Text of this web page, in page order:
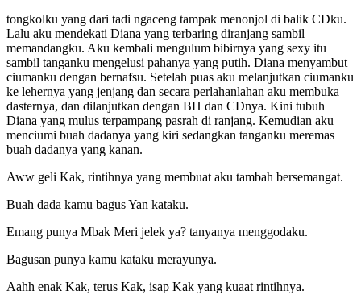
tongkolku yang dari tadi ngaceng tampak menonjol di balik CDku.
Lalu aku mendekati Diana yang terbaring diranjang sambil
memandangku. Aku kembali mengulum bibirnya yang sexy itu
sambil tanganku mengelusi pahanya yang putih. Diana menyambut
ciumanku dengan bernafsu. Setelah puas aku melanjutkan ciumanku
ke lehernya yang jenjang dan secara perlahanlahan aku membuka
dasternya, dan dilanjutkan dengan BH dan CDnya. Kini tubuh
Diana yang mulus terpampang pasrah di ranjang. Kemudian aku
menciumi buah dadanya yang kiri sedangkan tanganku meremas
buah dadanya yang kanan.
Aww geli Kak, rintihnya yang membuat aku tambah bersemangat.
Buah dada kamu bagus Yan kataku.
Emang punya Mbak Meri jelek ya? tanyanya menggodaku.
Bagusan punya kamu kataku merayunya.
Aahh enak Kak, terus Kak, isap Kak yang kuaat rintihnya.